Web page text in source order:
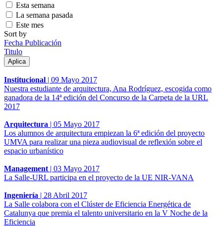
Esta semana
La semana pasada
Este mes
Sort by
Fecha Publicación
Titulo
Institucional | 09 Mayo 2017
Nuestra estudiante de arquitectura, Ana Rodríguez, escogida como
ganadora de la 14ª edición del Concurso de la Carpeta de la URL
2017
Arquitectura | 05 Mayo 2017
Los alumnos de arquitectura empiezan la 6ª edición del proyecto
UMVA para realizar una pieza audiovisual de reflexión sobre el
espacio urbanístico
Management | 03 Mayo 2017
La Salle-URL participa en el proyecto de la UE NIR-VANA
Ingeniería | 28 Abril 2017
La Salle colabora con el Clúster de Eficiencia Energética de
Catalunya que premia el talento universitario en la V Noche de la
Eficiencia